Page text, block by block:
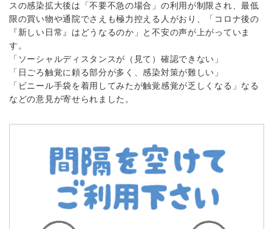
スの感染拡大後は「不要不急の場合」の利用が制限され、最低
限の買い物や通院でさえも極力控える人がおり、「コロナ後の
『新しい日常』はどうなるのか」と不安の声が上がっていま
す。
「ソーシャルディスタンスが（見て）確認できない」
「日ごろ触覚に頼る部分が多く、感染対策が難しい」
「ビニール手袋を着用してみたが触覚感覚が乏しくなる」なる
などの意見が寄せられました。